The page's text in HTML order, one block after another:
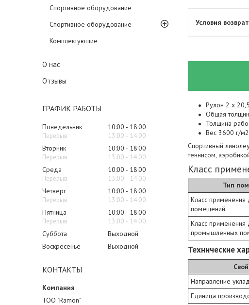
Спортивное оборудование
Спортивное оборудование
Комплектующие
О нас
Отзывы
ГРАФИК РАБОТЫ
Понедельник 10:00
18:00
13:00
14:00
Вторник
10:00
18:00
13:00
14:00
Среда
10:00
18:00
13:00
14:00
Четверг
10:00
18:00
13:00
14:00
Пятница
10:00
18:00
13:00
14:00
Суббота
Выходной
Воскресенье
Выходной
КОНТАКТЫ
ТОО "Ramon"
Рулон 2 x
Общая
Толщина
Вес 3600 г/м2
Спортивный
теннисом,
Класс
Тип
Класс
помещений
Класс применения
промышленных
Технические
Направление
Единица